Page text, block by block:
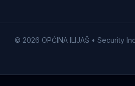
© 2026 OPĆINA ILIJAŠ • Security